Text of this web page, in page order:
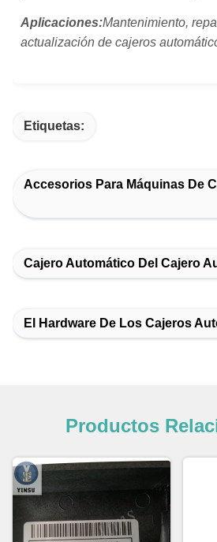
Aplicaciones:Mantenimiento,
actualización de cajeros
Etiquetas:
Accesorios Para Máquinas De
Cajero Automático Del Cajero
El Hardware De Los Cajeros
Productos